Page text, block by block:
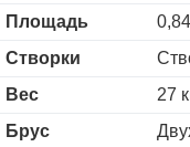
Площадь
Створки
Вес
27
Брус